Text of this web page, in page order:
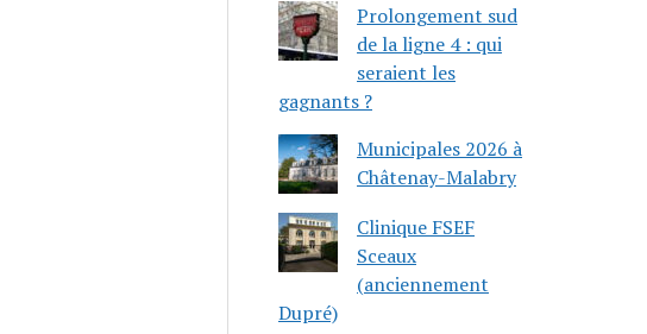
Prolongement sud
de la ligne 4 : qui
seraient les
gagnants ?
Municipales 2026 à
Châtenay-Malabry
Clinique FSEF
Sceaux
(anciennement
Dupré)